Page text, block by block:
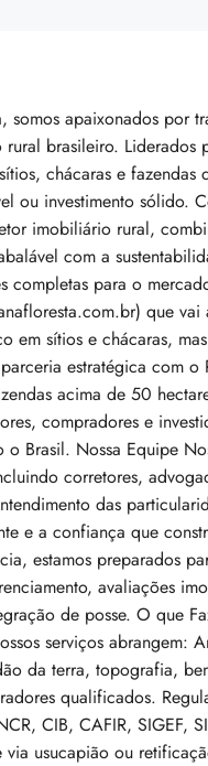
somos apaixonados por
brasileiro. Liderados
chácaras e
ou investimento sólido.
imobiliário rural,
com a
completas para o
que
em sítios e chácaras,
estratégica com
acima de 50
compradores e
o Brasil. Nossa Equipe
corretores,
das
e a confiança que
estamos preparados
avaliações
de posse. O que
serviços abrangem:
da terra, topografia,
qualificados.
CIB, CAFIR, SIGEF,
via usucapião ou